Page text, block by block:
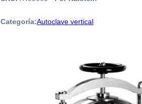
Categoría:Autoclave vertical